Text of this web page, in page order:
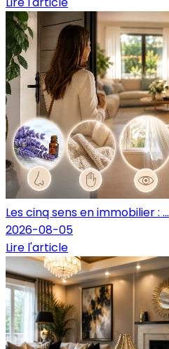
Les cinq sens en immobilier : ...
2026-08-05
Lire l'article